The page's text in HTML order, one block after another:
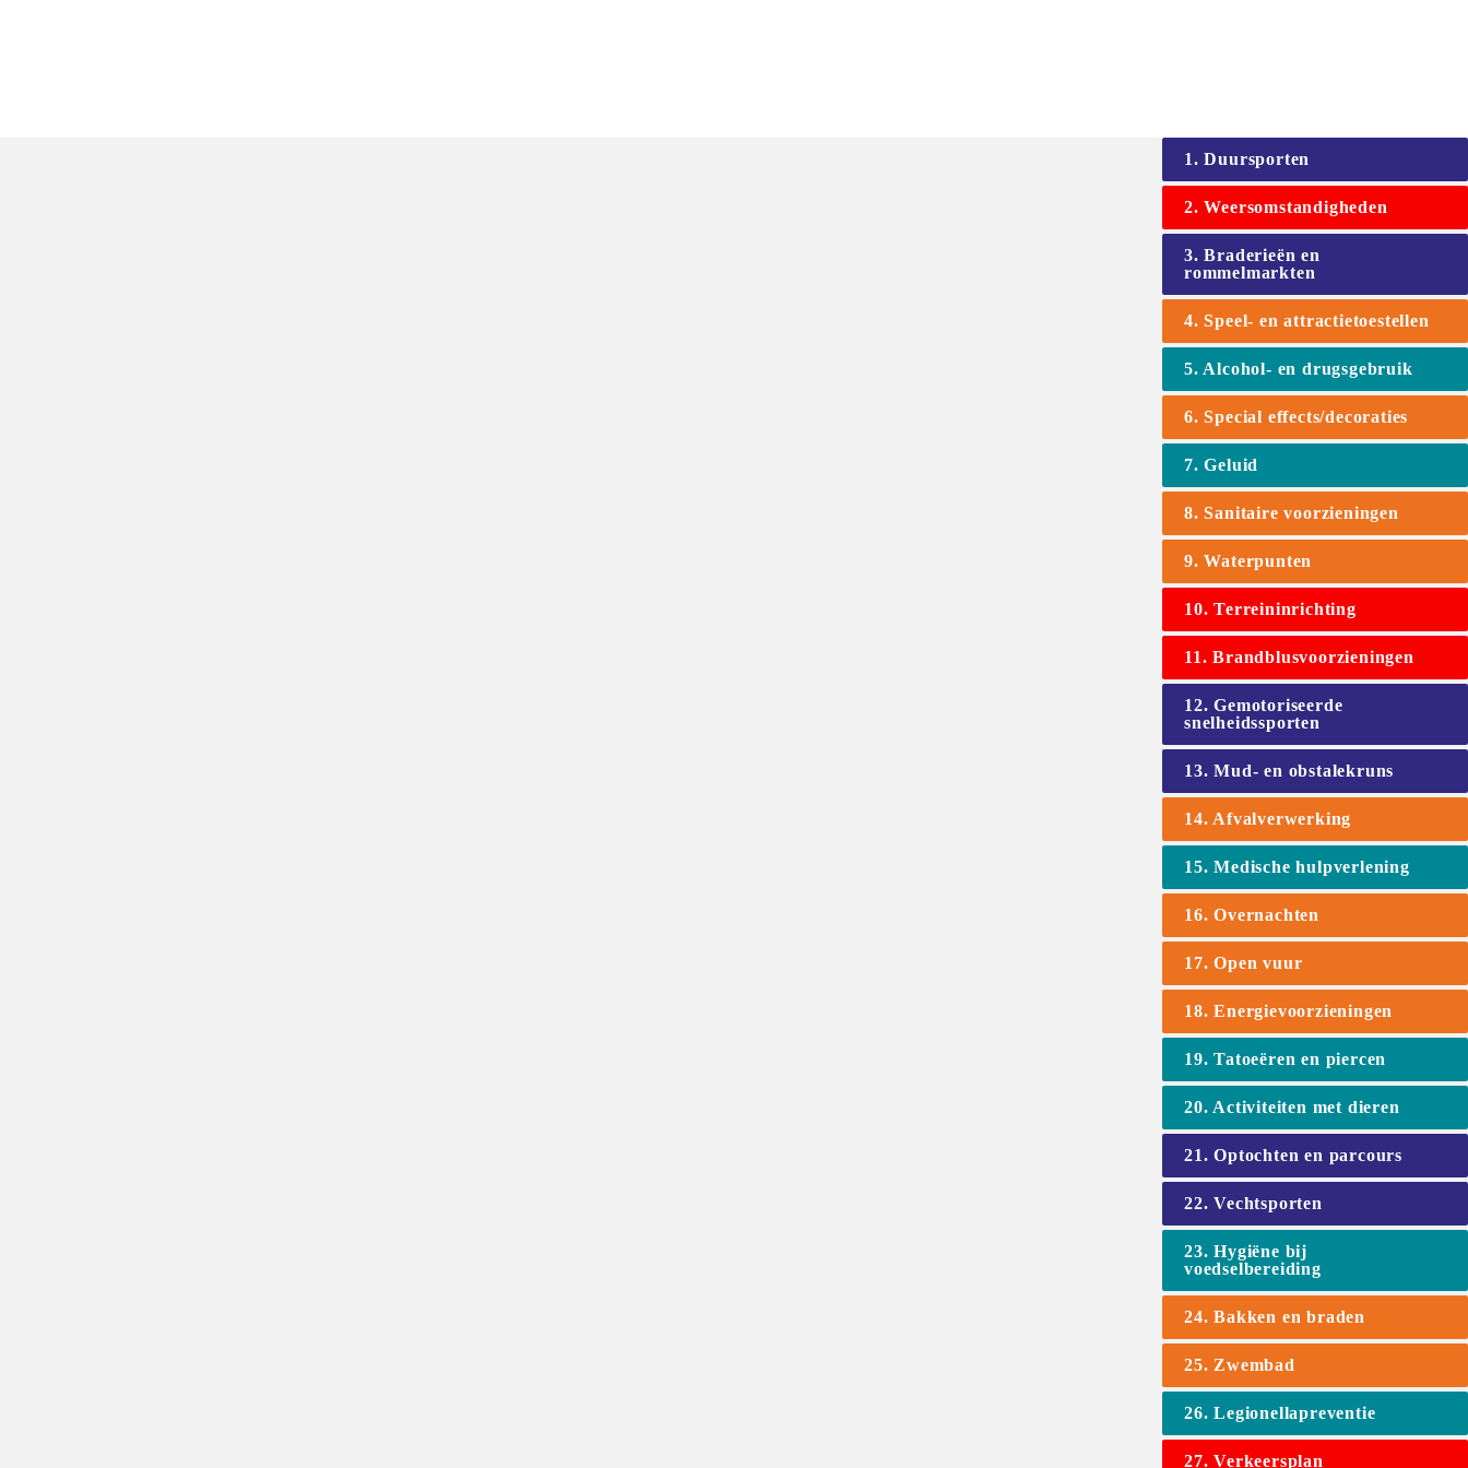
1. Duursporten
2. Weersomstandigheden
3. Braderieën en
rommelmarkten
4. Speel- en attractietoestellen
5. Alcohol- en drugsgebruik
6. Special effects/decoraties
7. Geluid
8. Sanitaire voorzieningen
9. Waterpunten
10. Terreininrichting
11. Brandblusvoorzieningen
12. Gemotoriseerde
snelheidssporten
13. Mud- en obstalekruns
14. Afvalverwerking
15. Medische hulpverlening
16. Overnachten
17. Open vuur
18. Energievoorzieningen
19. Tatoeëren en piercen
20. Activiteiten met dieren
21. Optochten en parcours
22. Vechtsporten
23. Hygiëne bij
voedselbereiding
24. Bakken en braden
25. Zwembad
26. Legionellapreventie
27. Verkeersplan